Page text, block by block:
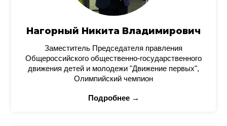
Нагорный Никита Владимирович
Заместитель Председателя правления
Общероссийского общественно-государственного
движения детей и молодежи "Движение первых",
Олимпийский чемпион
Подробнее →